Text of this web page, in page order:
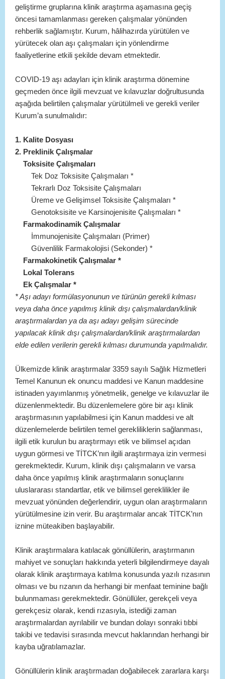
geliştirme gruplarına klinik araştırma aşamasına geçiş
öncesi tamamlanması gereken çalışmalar yönünden
rehberlik sağlamıştır. Kurum, hâlihazırda yürütülen ve
yürütecek olan aşı çalışmaları için yönlendirme
faaliyetlerine etkili şekilde devam etmektedir.
COVID-19 aşı adayları için klinik araştırma dönemine
geçmeden önce ilgili mevzuat ve kılavuzlar doğrultusunda
aşağıda belirtilen çalışmalar yürütülmeli ve gerekli veriler
Kurum’a sunulmalıdır:
1. Kalite Dosyası
2. Preklinik Çalışmalar
Toksisite Çalışmaları
Tek Doz Toksisite Çalışmaları *
Tekrarlı Doz Toksisite Çalışmaları
Üreme ve Gelişimsel Toksisite Çalışmaları *
Genotoksisite ve Karsinojenisite Çalışmaları *
Farmakodinamik Çalışmalar
İmmunojenisite Çalışmaları (Primer)
Güvenlilik Farmakolojisi (Sekonder) *
Farmakokinetik Çalışmalar *
Lokal Tolerans
Ek Çalışmalar *
* Aşı adayı formülasyonunun ve türünün gerekli kılması
veya daha önce yapılmış klinik dışı çalışmalardan/klinik
araştırmalardan ya da aşı adayı gelişim sürecinde
yapılacak klinik dışı çalışmalardan/klinik araştırmalardan
elde edilen verilerin gerekli kılması durumunda yapılmalıdır.
Ülkemizde klinik araştırmalar 3359 sayılı Sağlık Hizmetleri
Temel Kanunun ek onuncu maddesi ve Kanun maddesine
istinaden yayımlanmış yönetmelik, genelge ve kılavuzlar ile
düzenlenmektedir. Bu düzenlemelere göre bir aşı klinik
araştırmasının yapılabilmesi için Kanun maddesi ve alt
düzenlemelerde belirtilen temel gerekliliklerin sağlanması,
ilgili etik kurulun bu araştırmayı etik ve bilimsel açıdan
uygun görmesi ve TİTCK’nın ilgili araştırmaya izin vermesi
gerekmektedir. Kurum, klinik dışı çalışmaların ve varsa
daha önce yapılmış klinik araştırmaların sonuçlarını
uluslararası standartlar, etik ve bilimsel gereklilikler ile
mevzuat yönünden değerlendirir, uygun olan araştırmaların
yürütülmesine izin verir. Bu araştırmalar ancak TİTCK’nın
iznine müteakiben başlayabilir.
Klinik araştırmalara katılacak gönüllülerin, araştırmanın
mahiyet ve sonuçları hakkında yeterli bilgilendirmeye dayalı
olarak klinik araştırmaya katılma konusunda yazılı rızasının
olması ve bu rızanın da herhangi bir menfaat teminine bağlı
bulunmaması gerekmektedir. Gönüllüler, gerekçeli veya
gerekçesiz olarak, kendi rızasıyla, istediği zaman
araştırmalardan ayrılabilir ve bundan dolayı sonraki tıbbi
takibi ve tedavisi sırasında mevcut haklarından herhangi bir
kayba uğratılamazlar.
Gönüllülerin klinik araştırmadan doğabilecek zararlara karşı